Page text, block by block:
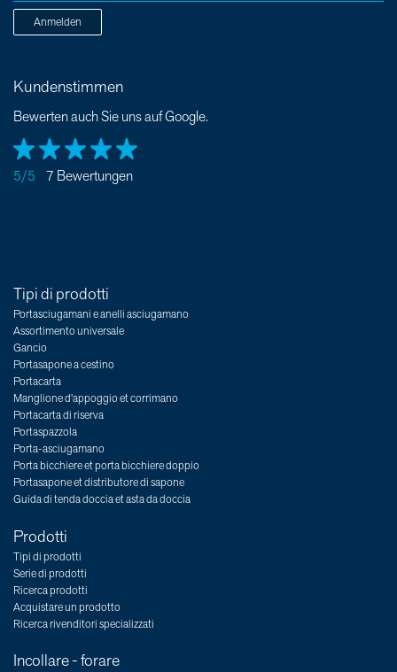
Anmelden
Kundenstimmen
Bewerten auch Sie uns auf Google.
5/5 7 Bewertungen
Tipi di prodotti
Portasciugamani e anelli asciugamano
Assortimento universale
Gancio
Portasapone a cestino
Portacarta
Manglione d'appoggio et corrimano
Portacarta di riserva
Portaspazzola
Porta-asciugamano
Porta bicchiere et porta bicchiere doppio
Portasapone et distributore di sapone
Guida di tenda doccia et asta da doccia
Prodotti
Tipi di prodotti
Serie di prodotti
Ricerca prodotti
Acquistare un prodotto
Ricerca rivenditori specializzati
Incollare - forare